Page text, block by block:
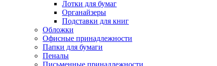
Лотки для бумаг
Органайзеры
Подставки для книг
Обложки
Офисные принадлежности
Папки для бумаги
Пеналы
Письменные принадлежности